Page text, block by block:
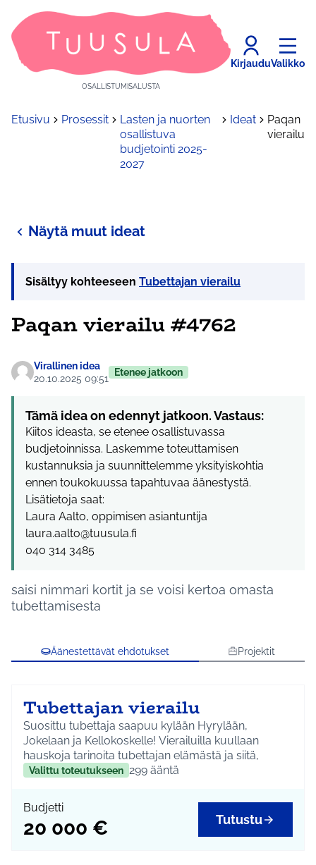
OSALLISTUMISALUSTA
KirjauduValikko
Etusivu Prosessit
Lasten ja nuorten
osallistuva
budjetointi 2025-
2027
Ideat
Paqan
vierailu
Näytä muut ideat
Sisältyy kohteeseen Tubettajan vierailu
Paqan vierailu #4762
Virallinen idea
20.10.2025 09:51
Etenee jatkoon
Tämä idea on edennyt jatkoon. Vastaus:
Kiitos ideasta, se etenee osallistuvassa
budjetoinnissa. Laskemme toteuttamisen
kustannuksia ja suunnittelemme yksityiskohtia
ennen toukokuussa tapahtuvaa äänestystä.
Lisätietoja saat:
Laura Aalto, oppimisen asiantuntija
laura.aalto@tuusula.fi
040 314 3485
saisi nimmari kortit ja se voisi kertoa omasta
tubettamisesta
Äänestettävät ehdotukset Projektit
Tubettajan vierailu
Suosittu tubettaja saapuu kylään Hyrylään,
Jokelaan ja Kellokoskelle! Vierailuilla kuullaan
hauskoja tarinoita tubettajan elämästä ja siitä,
millaista tubettaminen oikeasti on. Luvassa on
Kustannus on 20 000 euroa sisältäen
tubettajan/tubettajien keikkapalkkiot.
Valittu toteutukseen 299 ääntä
Budjetti
20 000 € Tutustu